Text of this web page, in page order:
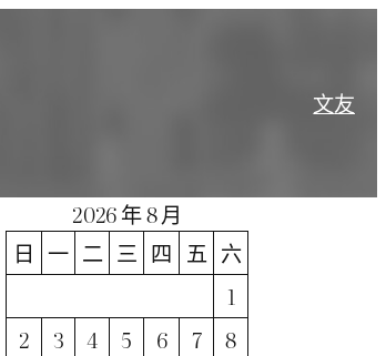
文友
2026 年 8 月
日 一 二 三 四 五 六
1
2
3 4 5 6 7
8